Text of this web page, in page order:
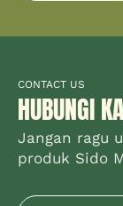
CONTACT US
HUBUNGI
Jangan ragu
produk Sido